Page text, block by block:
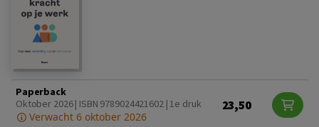
Paperback
Oktober 2026 | ISBN 9789024421602 | 1e druk
Verwacht 6 oktober 2026
23,50